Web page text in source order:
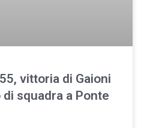
vittoria di Gaioni
squadra a Ponte